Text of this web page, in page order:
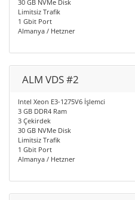
30 GB NVMe Disk
Limitsiz Trafik
1 Gbit Port
Almanya / Hetzner
ALM VDS #2
Intel Xeon E3-1275V6 İşlemci
3 GB DDR4 Ram
3 Çekirdek
30 GB NVMe Disk
Limitsiz Trafik
1 Gbit Port
Almanya / Hetzner